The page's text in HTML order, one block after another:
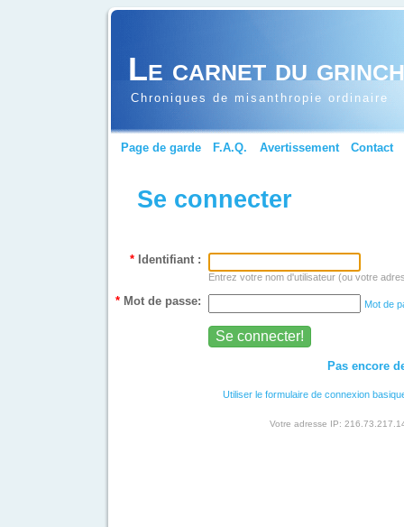
Le carnet du
Chroniques de misanthropie ordinaire
Page de garde F.A.Q. Avertissement Contact
Se connecter
* Identifiant :
Entrez votre nom d'utilisateur (ou votre
* Mot de passe: Mot de
Pas encore
Utiliser le formulaire de connexion
Votre adresse IP: